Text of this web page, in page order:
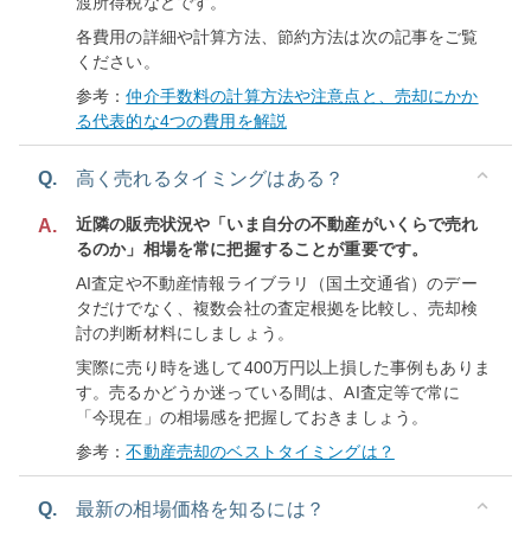
各費用の詳細や計算方法、節約方法は次の記事をご覧
ください。
参考：仲介手数料の計算方法や注意点と、売却にかか
る代表的な4つの費用を解説
Q. 高く売れるタイミングはある？
A.
近隣の販売状況や「いま自分の不動産がいくらで売れ
るのか」相場を常に把握することが重要です。
AI査定や不動産情報ライブラリ（国土交通省）のデー
タだけでなく、複数会社の査定根拠を比較し、売却検
討の判断材料にしましょう。
実際に売り時を逃して400万円以上損した事例もありま
す。売るかどうか迷っている間は、AI査定等で常に
「今現在」の相場感を把握しておきましょう。
参考：不動産売却のベストタイミングは？
Q. 最新の相場価格を知るには？